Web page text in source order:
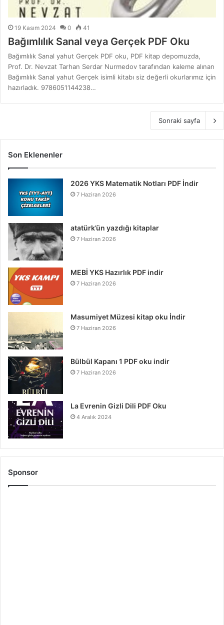
19 Kasım 2024 0 41
Bağımlılık Sanal veya Gerçek PDF Oku
Bağımlılık Sanal yahut Gerçek PDF oku, PDF kitap depomuzda,
Prof. Dr. Nevzat Tarhan Serdar Nurmedov tarafından kaleme alınan
Bağımlılık Sanal yahut Gerçek isimli kitabı siz değerli okurlarımız için
hazırladık. 9786051144238…
Sonraki sayfa
Son Eklenenler
2026 YKS Matematik Notları PDF İndir
7 Haziran 2026
atatürk’ün yazdığı kitaplar
7 Haziran 2026
MEBİ YKS Hazırlık PDF indir
7 Haziran 2026
Masumiyet Müzesi kitap oku İndir
7 Haziran 2026
Bülbül Kapanı 1 PDF oku indir
7 Haziran 2026
La Evrenin Gizli Dili PDF Oku
4 Aralık 2024
Sponsor